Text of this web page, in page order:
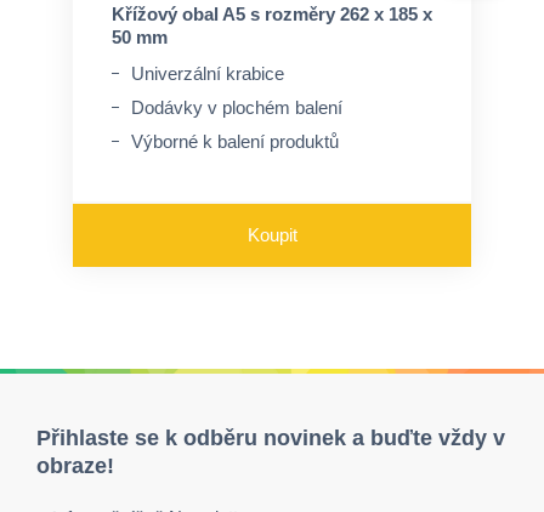
Křížový obal A5 s rozměry 262 x 185 x
50 mm
Univerzální krabice
Dodávky v plochém balení
Výborné k balení produktů
Koupit
Přihlaste se k odběru novinek a buďte vždy v
obraze!